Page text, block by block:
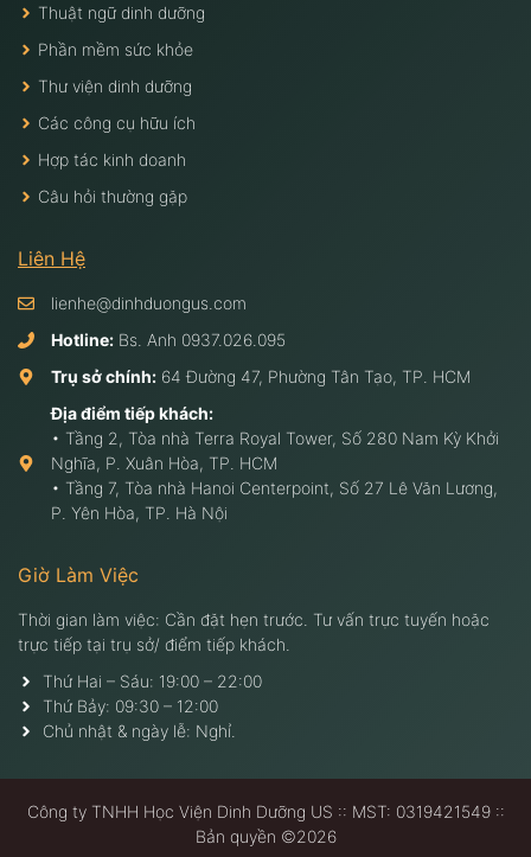
Thuật ngữ dinh dưỡng
Phần mềm sức khỏe
Thư viện dinh dưỡng
Các công cụ hữu ích
Hợp tác kinh doanh
Câu hỏi thường gặp
Liên Hệ
lienhe@dinhduongus.com
Hotline: Bs. Anh 0937.026.095
Trụ sở chính: 64 Đường 47, Phường Tân Tạo, TP. HCM
Địa điểm tiếp khách:
• Tầng 2, Tòa nhà Terra Royal Tower, Số 280 Nam Kỳ Khởi
Nghĩa, P. Xuân Hòa, TP. HCM
• Tầng 7, Tòa nhà Hanoi Centerpoint, Số 27 Lê Văn Lương,
P. Yên Hòa, TP. Hà Nội
Giờ Làm Việc
Thời gian làm việc: Cần đặt hẹn trước. Tư vấn trực tuyến hoặc
trực tiếp tại trụ sở/ điểm tiếp khách.
Thứ Hai – Sáu: 19:00 – 22:00
Thứ Bảy: 09:30 – 12:00
Chủ nhật & ngày lễ: Nghỉ.
Công ty TNHH Học Viện Dinh Dưỡng US :: MST: 0319421549 ::
Bản quyền ©2026